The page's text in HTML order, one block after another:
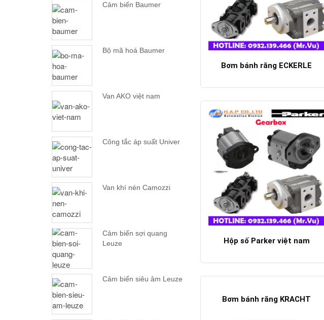
Bơm bánh răng ECKERLE
Hộp số Parker việt nam
Bơm bánh răng KRACHT
Cảm biến Baumer
Bộ mã hoá Baumer
Van AKO việt nam
Công tắc áp suất Univer
Van khí nén Camozzi
Cảm biến sợi quang
Leuze
Cảm biến siêu âm Leuze